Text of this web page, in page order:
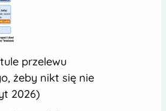
przelewu
żeby nikt się nie
2026)